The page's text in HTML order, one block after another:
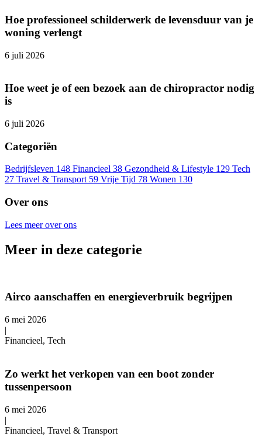
Hoe professioneel schilderwerk de levensduur van je
woning verlengt
6 juli 2026
Hoe weet je of een bezoek aan de chiropractor nodig
is
6 juli 2026
Categoriën
Bedrijfsleven 148 Financieel 38 Gezondheid & Lifestyle 129 Tech
27 Travel & Transport 59 Vrije Tijd 78 Wonen 130
Over ons
Lees meer over ons
Meer in deze categorie
Airco aanschaffen en energieverbruik begrijpen
6 mei 2026
|
Financieel, Tech
Zo werkt het verkopen van een boot zonder
tussenpersoon
6 mei 2026
|
Financieel, Travel & Transport